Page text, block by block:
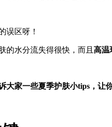
误区呀！
的水分流失得很快，而且 高温
大家一些夏季护肤小tips，让